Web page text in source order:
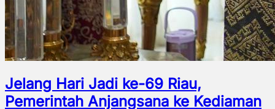
Jelang Hari Jadi ke-69 Riau,
Pemerintah Anjangsana ke Kediaman